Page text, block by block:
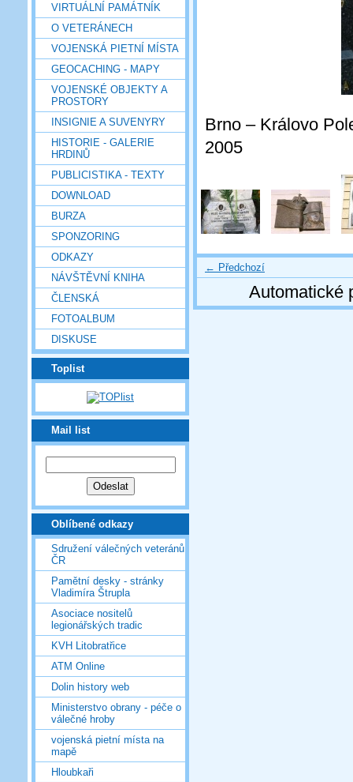
VIRTUÁLNÍ PAMÁTNÍK
O VETERÁNECH
VOJENSKÁ PIETNÍ MÍSTA
GEOCACHING - MAPY
VOJENSKÉ OBJEKTY A
PROSTORY
INSIGNIE A SUVENYRY
HISTORIE - GALERIE
HRDINŮ
PUBLICISTIKA - TEXTY
DOWNLOAD
BURZA
SPONZORING
ODKAZY
NÁVŠTĚVNÍ KNIHA
ČLENSKÁ
FOTOALBUM
DISKUSE
Toplist
Mail list
Oblíbené odkazy
Sdružení válečných veteránů
ČR
Pamětní desky - stránky
Vladimíra Štrupla
Asociace nositelů
legionářských tradic
KVH Litobratřice
ATM Online
Dolin history web
Ministerstvo obrany - péče o
válečné hroby
vojenská pietní místa na
mapě
Hloubkaři
Brno – Královo
2005
← Předchozí
Automatické